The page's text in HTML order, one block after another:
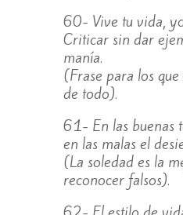
60- Vive tu vida,
Criticar sin dar
manía.
(Frase para los
de todo).
61- En las buenas
en las malas el
(La soledad es la
reconocer falsos).